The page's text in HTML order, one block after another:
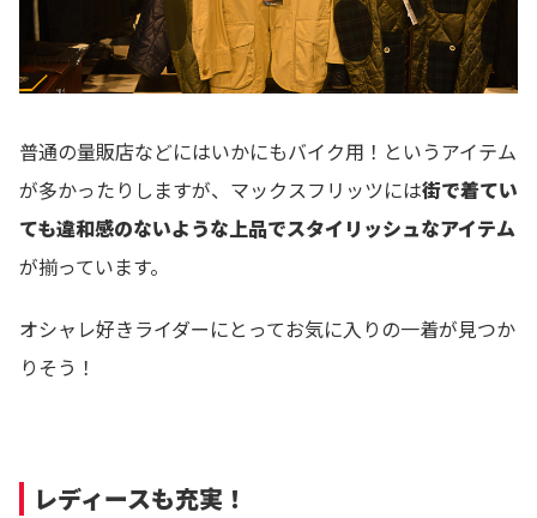
普通の量販店などにはいかにもバイク用！というアイテム
が多かったりしますが、マックスフリッツには街で着てい
ても違和感のないような上品でスタイリッシュなアイテム
が揃っています。
オシャレ好きライダーにとってお気に入りの一着が見つか
りそう！
レディースも充実！